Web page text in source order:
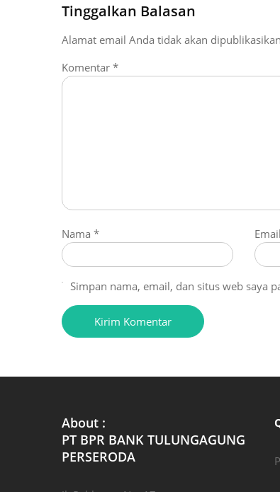
Tinggalkan Balasan
Alamat email Anda tidak akan
Komentar *
Nama * Email
Simpan nama, email, dan situs web saya
About :
PT BPR BANK TULUNGAGUNG
PERSERODA